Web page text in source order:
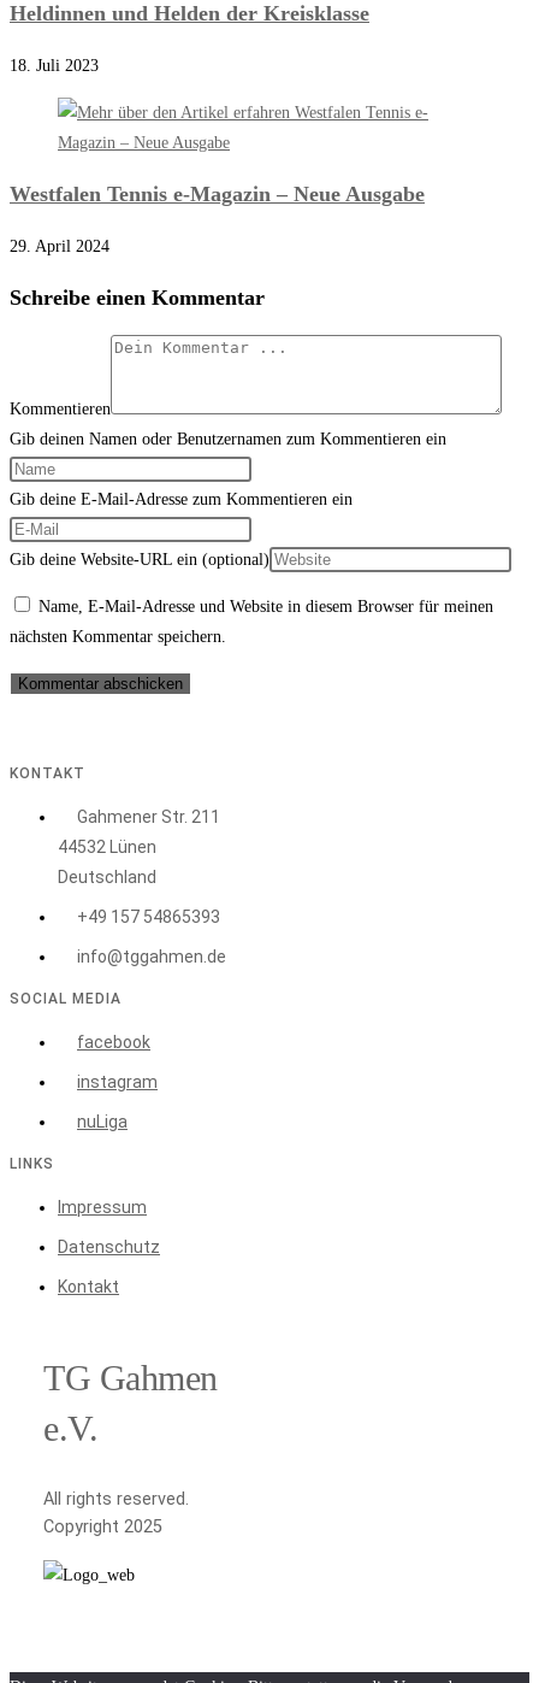
Heldinnen und Helden der Kreisklasse
18. Juli 2023
Westfalen Tennis e-Magazin – Neue Ausgabe
29. April 2024
Schreibe einen Kommentar
Kommentieren
Gib deinen Namen oder Benutzernamen zum Kommentieren ein
Gib deine E-Mail-Adresse zum Kommentieren ein
Gib deine Website-URL ein (optional)
Name, E-Mail-Adresse und Website in diesem Browser für meinen
nächsten Kommentar speichern.
KONTAKT
Gahmener Str. 211
44532 Lünen
Deutschland
+49 157 54865393
info@tggahmen.de
SOCIAL MEDIA
facebook
instagram
nuLiga
LINKS
Impressum
Datenschutz
Kontakt
TG Gahmen
e.V.
All rights reserved.
Copyright 2025